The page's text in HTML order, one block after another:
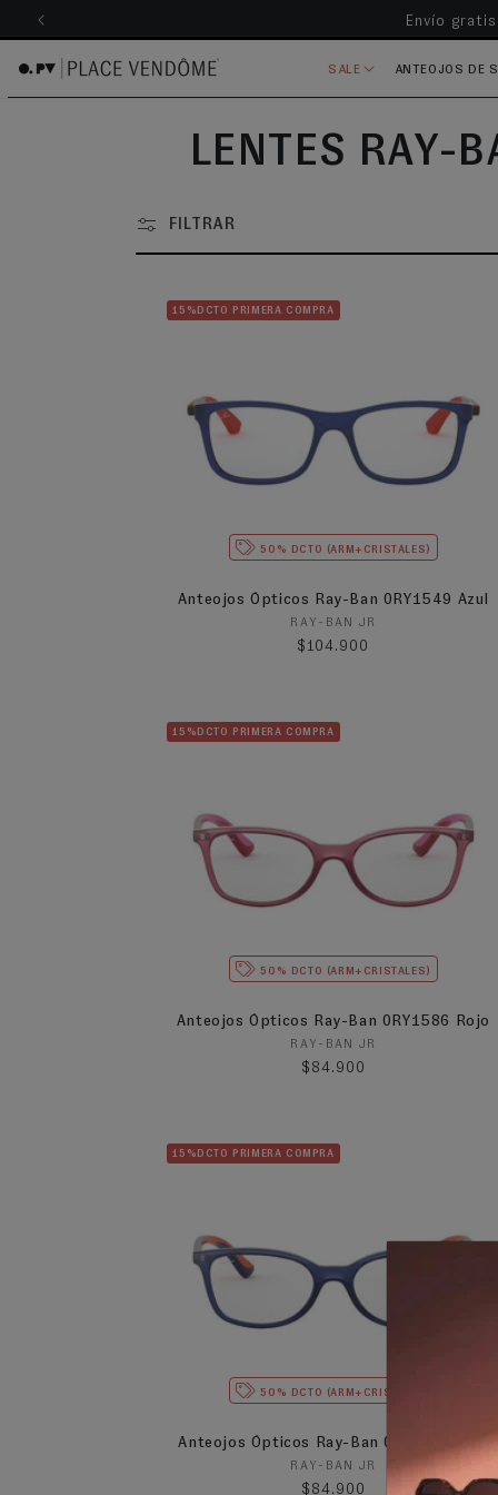
al contenido Envío
SALE ANTEOJOS DE
LENTES RAY-
FILTRAR
15%DCTO PRIMERA COMPRA
50% DCTO (ARM+CRISTALES)
Anteojos Ópticos Ray-Ban 0RY1549 Azul
Proveedor:
RAY-BAN JR
Precio habitual
$104.900
15%DCTO PRIMERA COMPRA
50% DCTO (ARM+CRISTALES)
Anteojos Ópticos Ray-Ban 0RY1586 Rojo
Proveedor:
RAY-BAN JR
Precio habitual
$84.900
15%DCTO PRIMERA COMPRA
50% DCTO (ARM+CRISTALES)
Anteojos Ópticos Ray-Ban 0RY1586 Azul
Proveedor:
RAY-BAN JR
Precio habitual
$84.900